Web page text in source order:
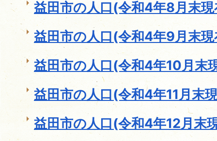
益田市の人口(令和4年8月末
益田市の人口(令和4年9月末
益田市の人口(令和4年10月末
益田市の人口(令和4年11月末
益田市の人口(令和4年12月末